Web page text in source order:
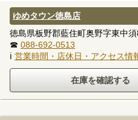
ゆめタウン徳島店
徳島県板野郡藍住町奥野字東中
☎ 088-692-0513
ℹ 営業時間・店休日・アクセス情